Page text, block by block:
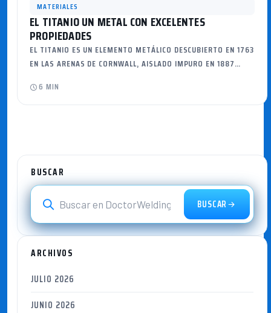
MATERIALES
EL TITANIO UN METAL CON EXCELENTES
PROPIEDADES
EL TITANIO ES UN ELEMENTO METÁLICO DESCUBIERTO EN 1763
EN LAS ARENAS DE CORNWALL, AISLADO IMPURO EN 1887…
6 MIN
BUSCAR
BUSCAR
ARCHIVOS
JULIO 2026
JUNIO 2026